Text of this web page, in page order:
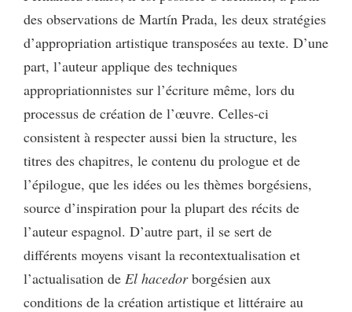
des observations de Martín Prada, les deux stratégies
d’appropriation artistique transposées au texte. D’une
part, l’auteur applique des techniques
appropriationnistes sur l’écriture même, lors du
processus de création de l’œuvre. Celles-ci
consistent à respecter aussi bien la structure, les
titres des chapitres, le contenu du prologue et de
l’épilogue, que les idées ou les thèmes borgésiens,
source d’inspiration pour la plupart des récits de
l’auteur espagnol. D’autre part, il se sert de
différents moyens visant la recontextualisation et
l’actualisation de El hacedorborgésien aux
conditions de la création artistique et littéraire au